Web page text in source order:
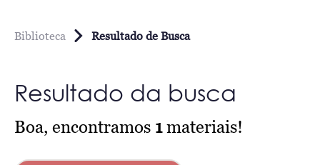
Biblioteca Resultado de Busca
Resultado da busca
Boa, encontramos 1materiais!